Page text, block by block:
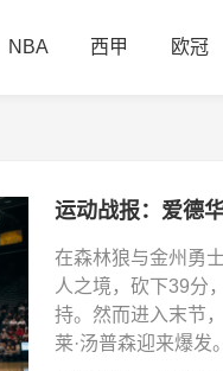
NBA 西甲 欧冠
在森林狼与金州勇
人之境，砍下39分
持。然而进入末节
莱·汤普森迎来爆发